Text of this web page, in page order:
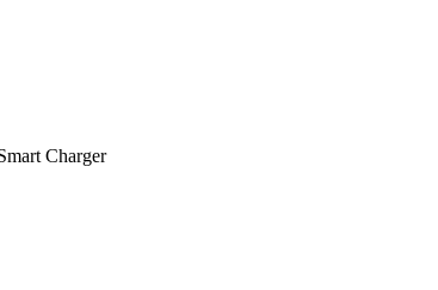
Charger